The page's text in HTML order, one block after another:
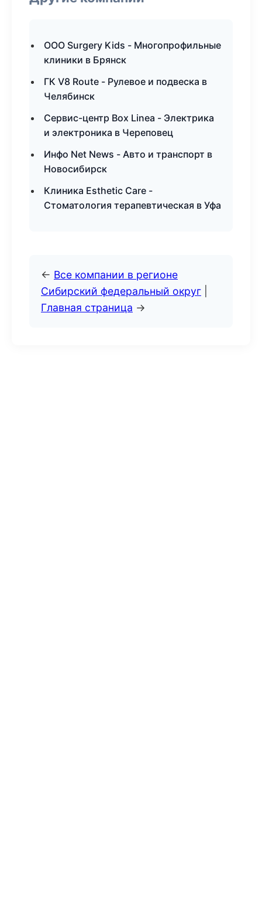
ООО Surgery Kids - Многопрофильные
клиники в Брянск
ГК V8 Route - Рулевое и подвеска в
Челябинск
Сервис-центр Box Linea - Электрика
и электроника в Череповец
Инфо Net News - Авто и транспорт в
Новосибирск
Клиника Esthetic Care -
Стоматология терапевтическая в Уфа
← Все компании в регионе
Сибирский федеральный округ
Главная страница →